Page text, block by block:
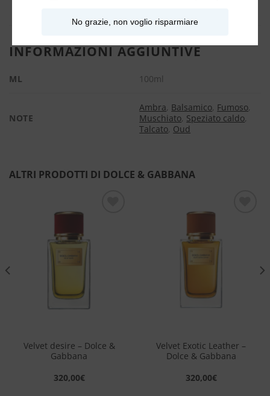
INFORMAZIONI AGGIUNTIVE
ML 100ml
NOTE
Ambra, Balsamico, Fumoso,
Muschiato, Speziato caldo,
Talcato, Oud
ALTRI PRODOTTI DI DOLCE & GABBANA
Velvet desire – Dolce &
Gabbana
320,00€
Velvet Exotic Leather –
Dolce & Gabbana
320,00€
No grazie, non voglio risparmiare